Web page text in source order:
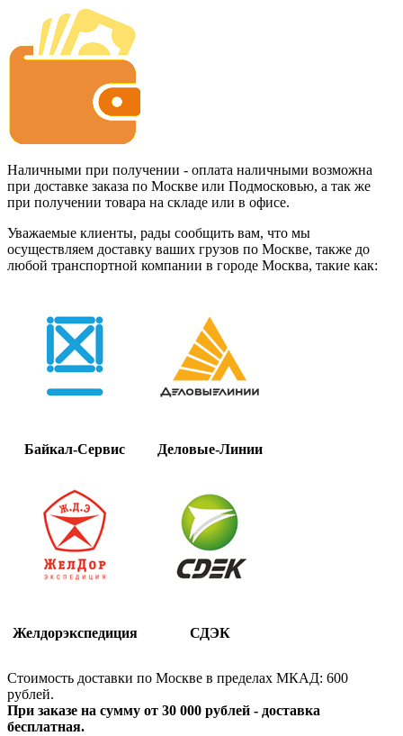
Наличными при получении - оплата наличными возможна
при доставке заказа по Москве или Подмосковью, а так же
при получении товара на складе или в офисе.
Уважаемые клиенты, рады сообщить вам, что мы
осуществляем доставку ваших грузов по Москве, также до
любой транспортной компании в городе Москва, такие как:
Байкал-Сервис Деловые-Линии
Желдорэкспедиция СДЭК
Стоимость доставки по Москве в пределах МКАД: 600
рублей.
При заказе на сумму от 30 000 рублей - доставка
бесплатная.